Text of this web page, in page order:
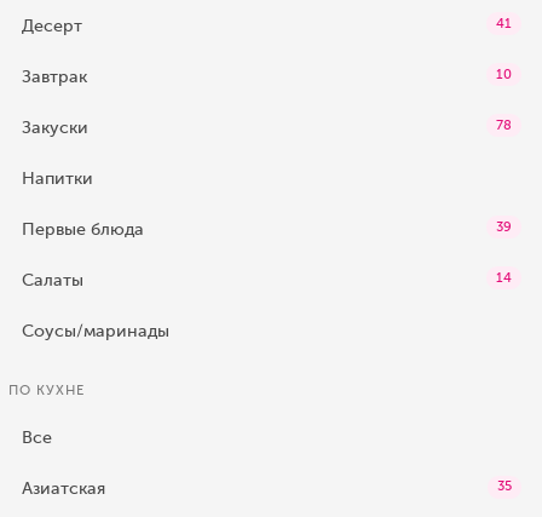
Десерт 41
Завтрак 10
Закуски 78
Напитки
Первые блюда 39
Салаты 14
Соусы/маринады
ПО КУХНЕ
Все
Азиатская 35